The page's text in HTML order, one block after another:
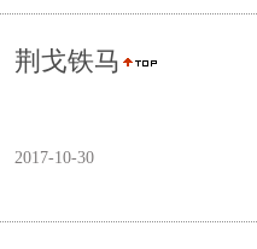
荆戈铁马
2017-10-30